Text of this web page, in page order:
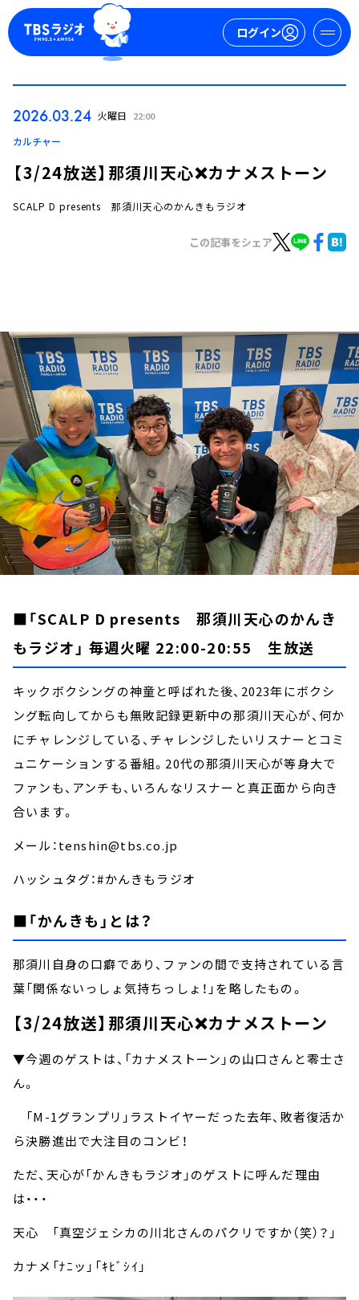
ログイン
トピックス
TBS Podcast
お知らせ
イベント・グッズ
YouTube
会社情報
2026.03.24 火曜日 22:00
カルチャー
【3/24放送】那須川天心❌カナメストーン
SCALP D presents 那須川天心のかんきもラジオ
この記事をシェア
■「SCALP D presents 那須川天心のかんき
もラジオ」 毎週火曜 22:00-20:55 生放送
キックボクシングの神童と呼ばれた後、2023年にボクシ
ング転向してからも無敗記録更新中の那須川天心が、何か
にチャレンジしている、チャレンジしたいリスナーとコミ
ュニケーションする番組。20代の那須川天心が等身大で
ファンも、アンチも、いろんなリスナーと真正面から向き
合います。
メール：tenshin@tbs.co.jp
ハッシュタグ：#かんきもラジオ
■「かんきも」とは？
那須川自身の口癖であり、ファンの間で支持されている言
葉「関係ないっしょ気持ちっしょ！」を略したもの。
【3/24放送】那須川天心❌カナメストーン
▼今週のゲストは、「カナメストーン」の山口さんと零士さ
ん。
「M-1グランプリ」ラストイヤーだった去年、敗者復活か
ら決勝進出で大注目のコンビ！
ただ、天心が「かんきもラジオ」のゲストに呼んだ理由
は・・・
天心 「真空ジェシカの川北さんのパクリですか（笑）？」
カナメ「ﾅﾆッ」「ｷﾋﾞｼｲ」